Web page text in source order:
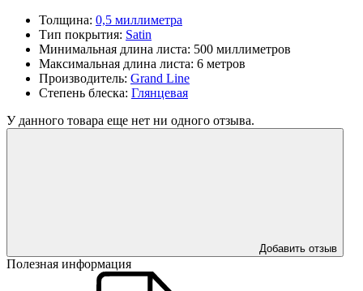
Толщина: 0,5 миллиметра
Тип покрытия: Satin
Минимальная длина листа: 500 миллиметров
Максимальная длина листа: 6 метров
Производитель: Grand Line
Степень блеска: Глянцевая
У данного товара еще нет ни одного отзыва.
Добавить отзыв
Полезная информация